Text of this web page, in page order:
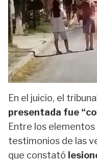
En el juicio, el
presentada fue
Entre los
testimonios de las
que constató